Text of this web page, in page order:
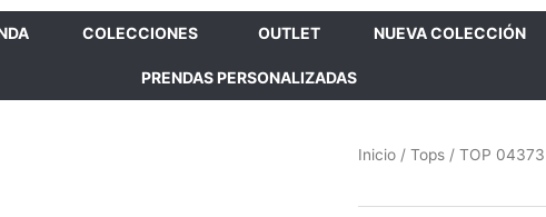
COLECCIONES OUTLET NUEVA COLECCIÓN
PRENDAS PERSONALIZADAS
Inicio/ Tops/ TOP 04373